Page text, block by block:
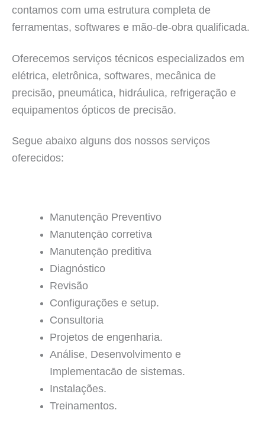
contamos com uma estrutura completa de
ferramentas, softwares e mão-de-obra qualificada.
Oferecemos serviços técnicos especializados em
elétrica, eletrônica, softwares, mecânica de
precisão, pneumática, hidráulica, refrigeração e
equipamentos ópticos de precisão.
Segue abaixo alguns dos nossos serviços
oferecidos:
Manutençāo Preventivo
Manutençāo corretiva
Manutençāo preditiva
Diagnóstico
Revisão
Configurações e setup.
Consultoria
Projetos de engenharia.
Análise, Desenvolvimento e
Implementacāo de sistemas.
Instalações.
Treinamentos.